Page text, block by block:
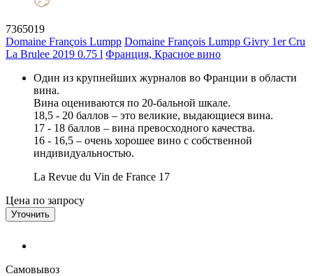
7365019
Domaine François Lumpp Domaine François Lumpp Givry 1er Cru
La Brulee 2019 0.75 l Франция, Красное вино
Один из крупнейших журналов во Франции в области
вина.
Вина оцениваются по 20-бальной шкале.
18,5 - 20 баллов – это великие, выдающиеся вина.
17 - 18 баллов – вина превосходного качества.
16 - 16,5 – очень хорошее вино с собственной
индивидуальностью.
La Revue du Vin de France 17
Цена по запросу
Уточнить
Самовывоз